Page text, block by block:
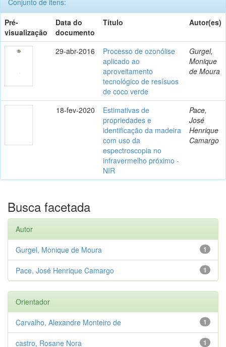
Pré-
visualização
Data do
documento
Título Autor(es)
29-abr-2016
Processo de ozonólise
aplicado ao
aproveitamento
tecnológico de resísuos
de coco verde
Gurgel,
Monique
de Moura
18-fev-2020
Estimativas de
propriedades e
identificação da madeira
com uso da
espectroscopia no
infravermelho próximo -
NIR
Pace,
José
Henrique
Camargo
Busca facetada
Autor
1
Gurgel, Monique de Moura
1
Pace, José Henrique Camargo
Orientador
1
Carvalho, Alexandre Monteiro de
1
castro, Rosane Nora